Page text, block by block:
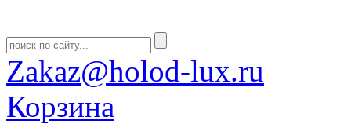
Zakaz@holod-lux.ru
Корзина